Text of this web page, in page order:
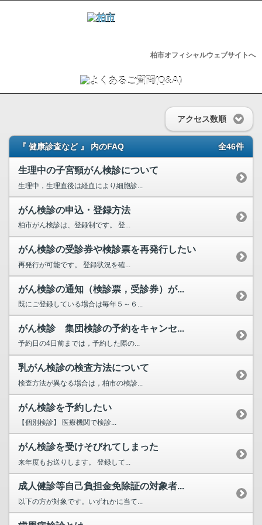
柏市オフィシャルウェブサイトへ
アクセス数順
『 健康診査など 』 内のFAQ 全46件
生理中の子宮頸がん検診について
生理中，生理直後は経血により細胞診...
がん検診の申込・登録方法
柏市がん検診は、登録制です。 登...
がん検診の受診券や検診票を再発行したい
再発行が可能です。 登録状況を確...
がん検診の通知（検診票，受診券）が...
既にご登録している場合は毎年５～６...
がん検診 集団検診の予約をキャンセ...
予約日の4日前までは，予約した際の...
乳がん検診の検査方法について
検査方法が異なる場合は，柏市の検診...
がん検診を予約したい
【個別検診】 医療機関で検診...
がん検診を受けそびれてしまった
来年度もお送りします。 登録して...
成人健診等自己負担金免除証の対象者...
以下の方が対象です。いずれかに当て...